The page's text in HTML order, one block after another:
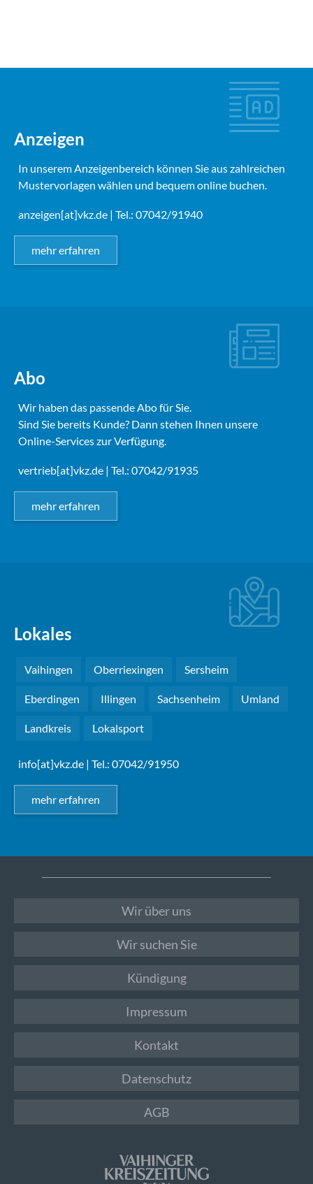
Anzeigen
In unserem Anzeigenbereich können Sie aus zahlreichen
Mustervorlagen wählen und bequem online buchen.
anzeigen[at]vkz.de | Tel.: 07042/91940
mehr erfahren
Abo
Wir haben das passende Abo für Sie.
Sind Sie bereits Kunde? Dann stehen Ihnen unsere
Online-Services zur Verfügung.
vertrieb[at]vkz.de | Tel.: 07042/91935
mehr erfahren
Lokales
Vaihingen Oberriexingen Sersheim
Eberdingen Illingen Sachsenheim Umland
Landkreis Lokalsport
info[at]vkz.de | Tel.: 07042/91950
mehr erfahren
Wir über uns
Wir suchen Sie
Kündigung
Impressum
Kontakt
Datenschutz
AGB